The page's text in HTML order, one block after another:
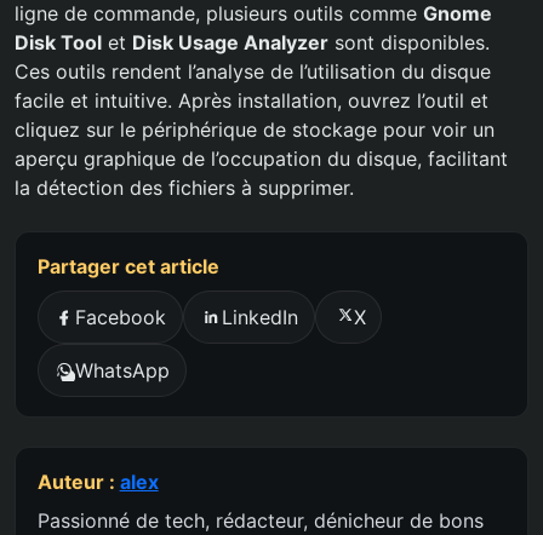
ligne de commande, plusieurs outils comme Gnome
Disk Tool et Disk Usage Analyzer sont disponibles.
Ces outils rendent l’analyse de l’utilisation du disque
facile et intuitive. Après installation, ouvrez l’outil et
cliquez sur le périphérique de stockage pour voir un
aperçu graphique de l’occupation du disque, facilitant
la détection des fichiers à supprimer.
Partager cet article
Facebook LinkedIn X
WhatsApp
Auteur : alex
Passionné de tech, rédacteur, dénicheur de bons